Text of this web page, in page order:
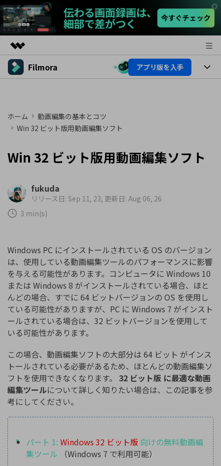
製品
ソリューション
企業情報
サポート
Filmora アプリ版を入手
プラットフォーム
製品機能
AI機能
AIヒント
Filmoraのユーザー層
ビデオソリューション
動画編集のコツ
サポート
サポート
ブランド紹介
検索
ホーム
動画編集の基本とコツ
Win 32 ビット版用動画編集ソフト
Win 32 ビット版用動画編集ソフト
fukuda
リリース日: Sep 11, 23, 更新日: Aug 06, 26
3 min(s)
Windows PC にインストールされている OS のバージョン
は、使用している動画編集ツールのパフォーマンスに影響
を与える可能性があります。コンピュータに Windows 10
または Windows 8 がインストールされている場合、ほと
んどの場合、すでに 64 ビットバージョンの OS を使用し
ている可能性がありますが、PC に Windows 7 がインスト
ールされている場合は、32 ビットバージョンを使用して
いる可能性があります。
この場合、動画編集ソフトの大部分は 64 ビット がインス
トールされている必要があるため、ほとんどの動画編集ソ
フトを使用できなくなります。 32 ビット版 に最適な動画
編集ツールについて詳しく知りたい場合は、この記事を参
考にしてください。
パート 1: Windows 32 ビット版 向けの無料動画編
集ツール
（Windows 7 で利用可能）